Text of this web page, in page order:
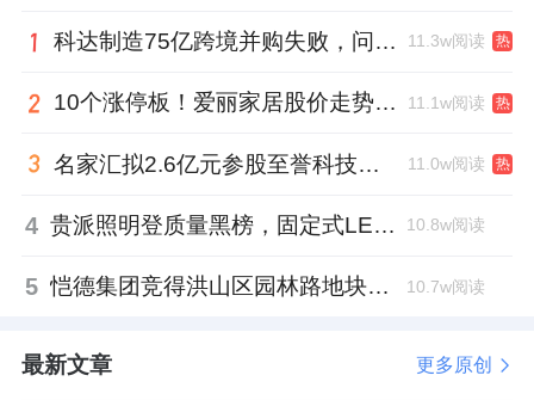
科达制造75亿跨境并购失败，问题出在哪一关？ 11.3w阅读 热
10个涨停板！爱丽家居股价走势有点狂 11.1w阅读 热
名家汇拟2.6亿元参股至誉科技，跨界布局工业级固态存储 11.0w阅读 热
4 贵派照明登质量黑榜，固定式LED灯具抽检不合格 10.8w阅读
5 恺德集团竞得洪山区园林路地块，引入贝好家C2M产品定位及营销服务 10.7w阅读
最新文章 更多原创